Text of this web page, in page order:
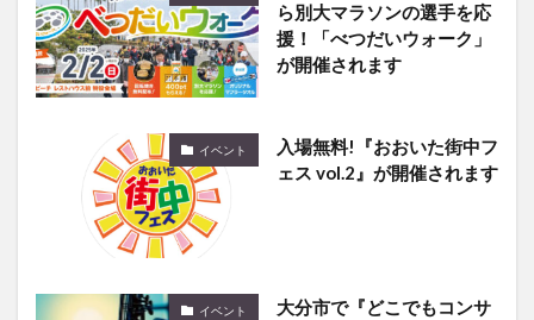
ら別大マラソンの選手を応
援！「べつだいウォーク」
が開催されます
イベント
入場無料!『おおいた街中フ
ェス vol.2』が開催されます
イベント
大分市で『どこでもコンサ